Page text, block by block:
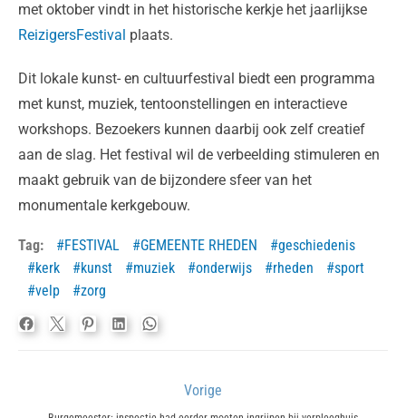
met oktober vindt in het historische kerkje het jaarlijkse
ReizigersFestival plaats.
Dit lokale kunst- en cultuurfestival biedt een programma
met kunst, muziek, tentoonstellingen en interactieve
workshops. Bezoekers kunnen daarbij ook zelf creatief
aan de slag. Het festival wil de verbeelding stimuleren en
maakt gebruik van de bijzondere sfeer van het
monumentale kerkgebouw.
Tag: FESTIVAL GEMEENTE RHEDEN
geschiedenis
kerk
kunst muziek onderwijs rheden
sport
velp
zorg
Vorige